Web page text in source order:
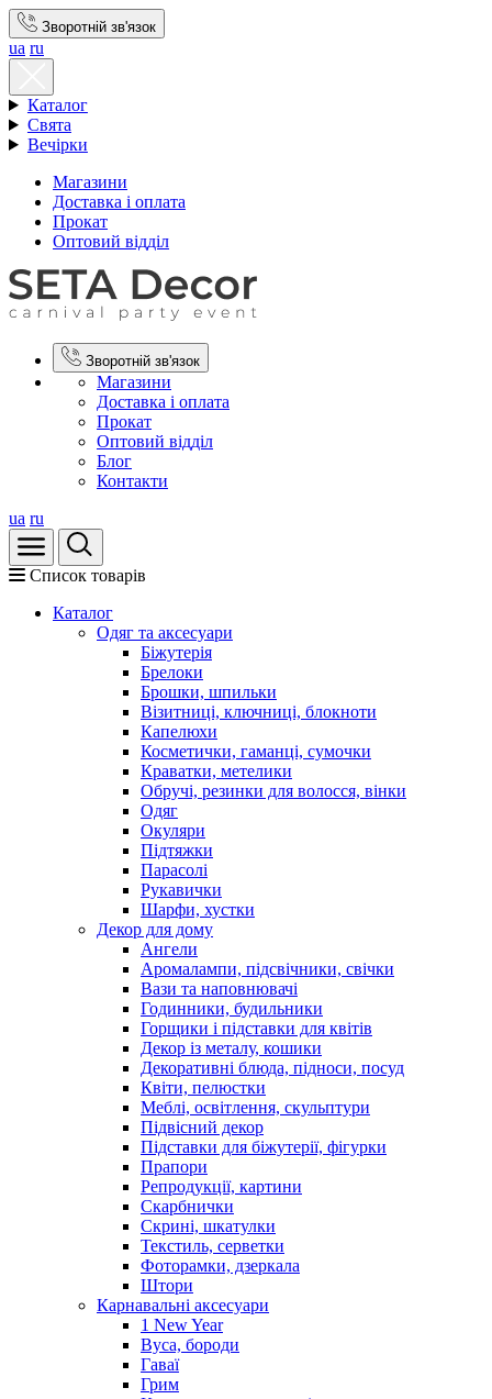
Зворотній зв'язок
ua ru
Каталог
Свята
Вечірки
Магазини
Доставка і оплата
Прокат
Оптовий відділ
Зворотній зв'язок
Магазини
Доставка і оплата
Прокат
Оптовий відділ
Блог
Контакти
ua ru
Список товарів
Каталог
Oдяг та аксесуари
Біжутерія
Брелоки
Брошки, шпильки
Візитниці, ключниці, блокноти
Капелюхи
Косметички, гаманці, сумочки
Краватки, метелики
Обручі, резинки для волосся, вінки
Одяг
Окуляри
Підтяжки
Парасолі
Рукавички
Шарфи, хустки
Декор для дому
Ангели
Аромалампи, підсвічники, свічки
Вази та наповнювачі
Годинники, будильники
Горщики і підставки для квітів
Декор із металу, кошики
Декоративні блюда, підноси, посуд
Квіти, пелюстки
Меблі, освітлення, скульптури
Підвісний декор
Підставки для біжутерії, фігурки
Прапори
Репродукції, картини
Скарбнички
Скрині, шкатулки
Текстиль, серветки
Фоторамки, дзеркала
Штори
Карнавальні аксесуари
1 New Year
Вуса, бороди
Гаваї
Грим